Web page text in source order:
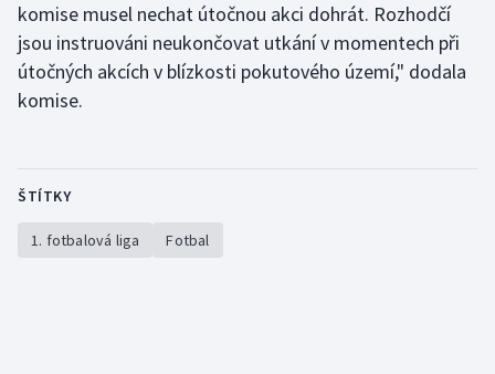
komise musel nechat útočnou akci dohrát. Rozhodčí
jsou instruováni neukončovat utkání v momentech při
útočných akcích v blízkosti pokutového území," dodala
komise.
ŠTÍTKY
1. fotbalová liga Fotbal